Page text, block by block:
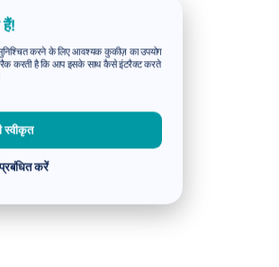
करने के लिए आवश्यक कुकीज़ का उपयोग
करती है कि आप इसके साथ कैसे इंटरैक्ट करते
स्वीकृत
करें